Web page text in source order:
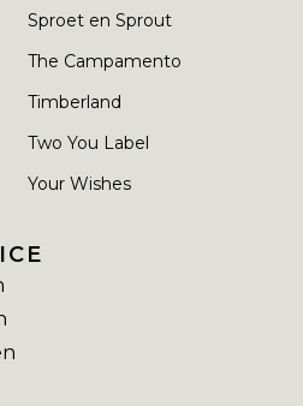
Sproet en Sprout
The Campamento
Timberland
Two You Label
Your Wishes